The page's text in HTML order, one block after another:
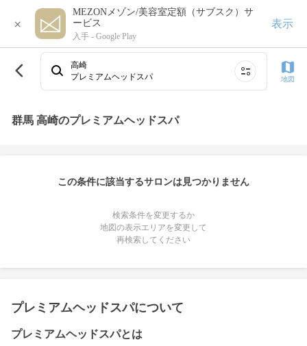
×
MEZONメゾン/美容室定額（サブスク）サ
ービス
入手 - Google Play
表示
高崎
プレミアムヘッドスパ
地図
群馬 高崎のプレミアムヘッドスパ
この条件に該当するサロンは見つかりません
検索条件を変更するか
地図の表示エリアを変更して
再検索してください
プレミアムヘッドスパについて
プレミアムヘッドスパとは